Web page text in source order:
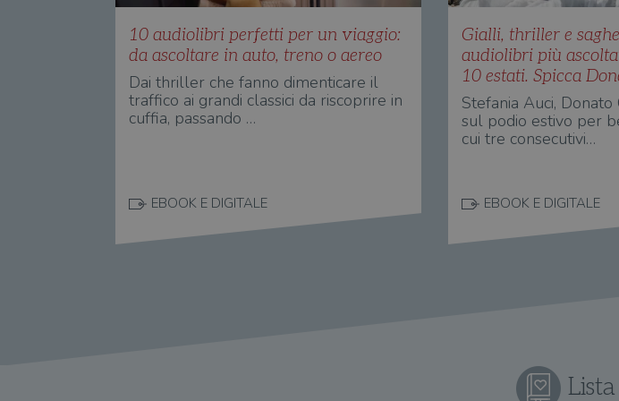
10 audiolibri perfetti per un viaggio:
da ascoltare in auto, treno o aereo
Dai thriller che fanno dimenticare il
traffico ai grandi classici da riscoprire in
cuffia, passando …
EBOOK E DIGITALE
Gialli, thriller e
audiolibri più
10 estati. Spicca
Stefania Auci,
sul podio estivo per
cui tre consecutivi…
EBOOK E DIGITALE